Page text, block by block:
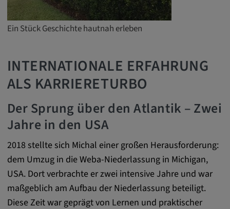
Ein Stück Geschichte hautnah erleben
INTERNATIONALE ERFAHRUNG
ALS KARRIERETURBO
Der Sprung über den Atlantik – Zwei
Jahre in den USA
2018 stellte sich Michal einer großen Herausforderung:
dem Umzug in die Weba-Niederlassung in Michigan,
USA. Dort verbrachte er zwei intensive Jahre und war
maßgeblich am Aufbau der Niederlassung beteiligt.
Diese Zeit war geprägt von Lernen und praktischer
Cookie Laufzeit:
1 Jahr
Matterport
Name:
_mkto_trk, singular_device_id, _vis_opt_s,
_gcl_au, FPAU, _rdt_uuid, _zitok,
_vis_opt_exp_124_combi,
_vis_opt_exp_140_combi, _vwo_ds,
_uetvid, ajs_anonymous_id, _vwo_uuid,
_vwo_uuid_v2, _ga, _ga_W66Y5HELXX,
_cfuvid, __q_state_oerwbSnkKEjaiD3g,
apple_analytics, _clck, cookie_consent_v3